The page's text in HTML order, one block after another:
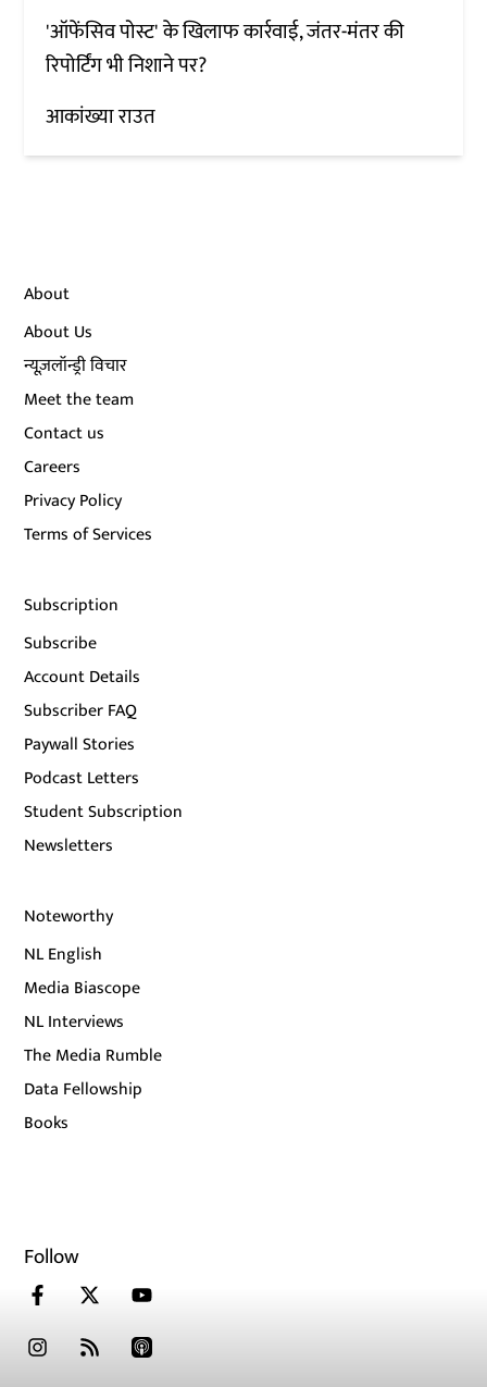
'ऑफेंसिव पोस्ट' के खिलाफ कार्रवाई, जंतर-मंतर की
रिपोर्टिंग भी निशाने पर?
आकांख्या राउत
About
About Us
न्यूज़लॉन्ड्री विचार
Meet the team
Contact us
Careers
Privacy Policy
Terms of Services
Subscription
Subscribe
Account Details
Subscriber FAQ
Paywall Stories
Podcast Letters
Student Subscription
Newsletters
Noteworthy
NL English
Media Biascope
NL Interviews
The Media Rumble
Data Fellowship
Books
Follow